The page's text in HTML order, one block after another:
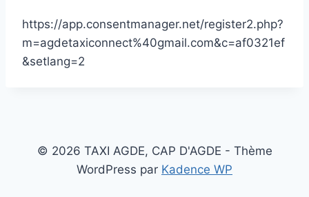
https://app.consentmanager.net/register2.php?
m=agdetaxiconnect%40gmail.com&c=af0321ef
&setlang=2
© 2026 TAXI AGDE, CAP D'AGDE - Thème
WordPress par Kadence WP